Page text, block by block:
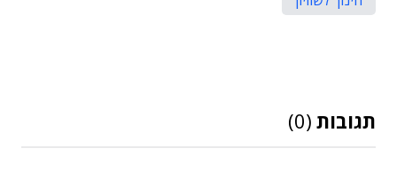
תגובות (0)